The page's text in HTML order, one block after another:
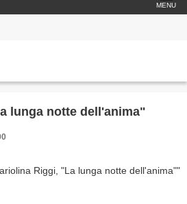
MENU
lunga notte dell'anima"